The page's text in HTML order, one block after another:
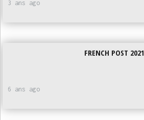
3 ans ago
FRENCH POST 2021
6 ans ago